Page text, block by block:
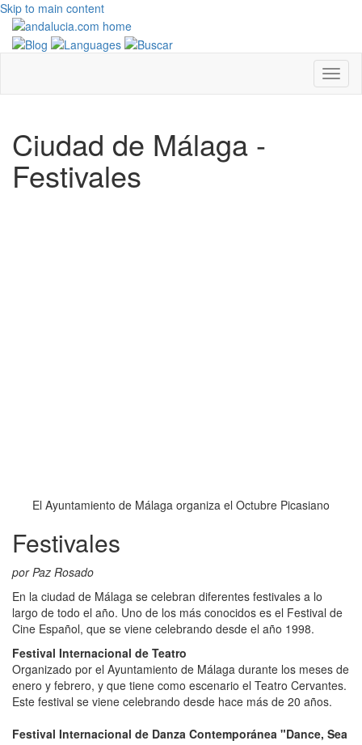
Skip to main content
Ciudad de Málaga -
Festivales
El Ayuntamiento de Málaga organiza el Octubre Picasiano
Festivales
por Paz Rosado
En la ciudad de Málaga se celebran diferentes festivales a lo
largo de todo el año. Uno de los más conocidos es el Festival de
Cine Español, que se viene celebrando desde el año 1998.
Festival Internacional de Teatro
Organizado por el Ayuntamiento de Málaga durante los meses de
enero y febrero, y que tiene como escenario el Teatro Cervantes.
Este festival se viene celebrando desde hace más de 20 años.
Festival Internacional de Danza Contemporánea "Dance, Sea